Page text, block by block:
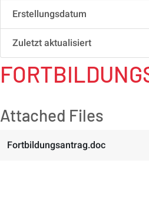
Erstellungsdatum
Zuletzt aktualisiert
Attached Files
Fortbildungsantrag.doc